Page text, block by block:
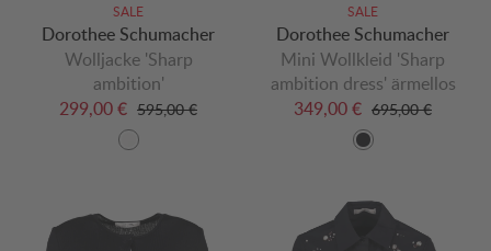
SALE
Dorothee Schumacher
Wolljacke 'Sharp
ambition'
299,00 € 595,00 €
SALE
Dorothee Schumacher
Mini Wollkleid 'Sharp
ambition dress' ärmellos
349,00 € 695,00 €